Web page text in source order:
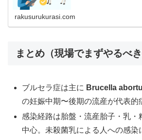
rakusurukurasi.com
まとめ（現場でまずやるべき
ブルセラ症は主に Brucella
の妊娠中期〜後期の流産が代表的
感染経路は胎盤・流産胎子・乳・
中心。未殺菌乳による人への感染